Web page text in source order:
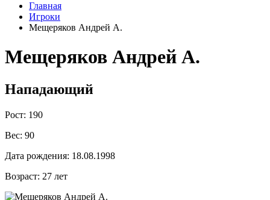
Главная
Игроки
Мещеряков Андрей А.
Мещеряков Андрей А.
Нападающий
Рост: 190
Вес: 90
Дата рождения: 18.08.1998
Возраст: 27 лет